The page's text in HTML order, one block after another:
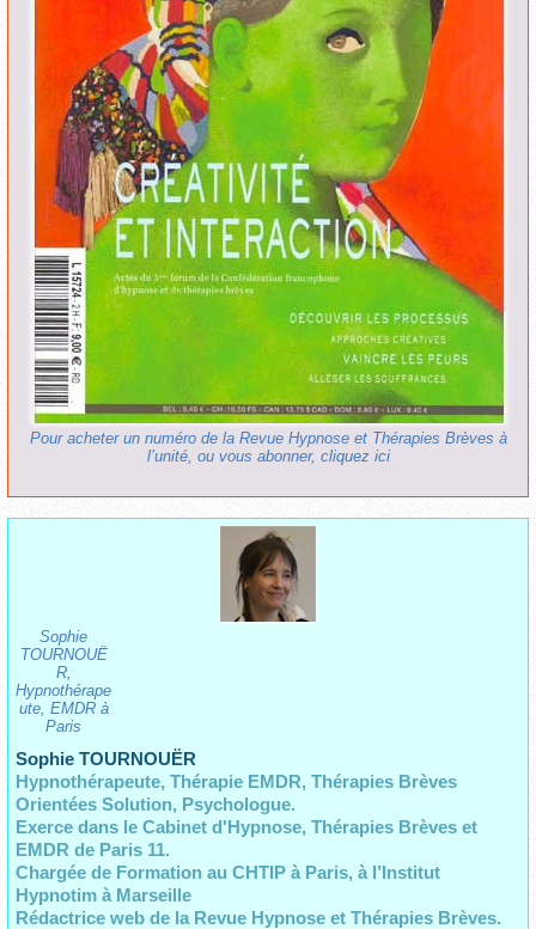
Pour acheter un numéro de la Revue Hypnose et Thérapies Brèves à
l’unité, ou vous abonner, cliquez ici
Sophie
TOURNOUË
R,
Hypnothérape
ute, EMDR à
Paris
Sophie TOURNOUËR
Hypnothérapeute, Thérapie EMDR, Thérapies Brèves
Orientées Solution, Psychologue.
Exerce dans le Cabinet d'Hypnose, Thérapies Brèves et
EMDR de Paris 11.
Chargée de Formation au CHTIP à Paris, à l’Institut
Hypnotim à Marseille
Rédactrice web de la Revue Hypnose et Thérapies Brèves.